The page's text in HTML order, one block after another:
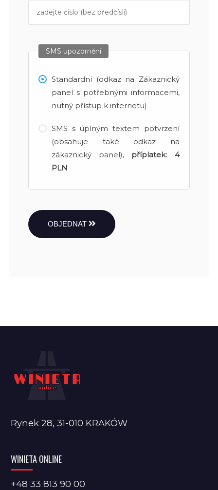
SMS upozornění
Standardní (odkaz na Zákaznický
panel s potřebnými informacemi,
nutný přístup k internetu)
SMS s úplným textem potvrzení
(obsahuje také odkaz na
zákaznický panel), příplatek: 4
PLN
OBJEDNAT
Rynek 28, 31-010 KRAKÓW
WINIETA ONLINE
+48 33 813 90 00